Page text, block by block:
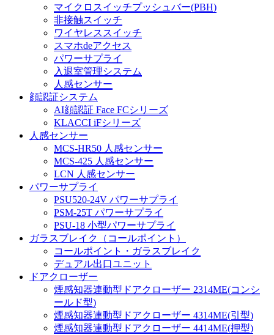
マイクロスイッチプッシュバー(PBH)
非接触スイッチ
ワイヤレススイッチ
スマホdeアクセス
パワーサプライ
入退室管理システム
人感センサー
顔認証システム
AI顔認証 Face FCシリーズ
KLACCI iFシリーズ
人感センサー
MCS-HR50 人感センサー
MCS-425 人感センサー
LCN 人感センサー
パワーサプライ
PSU520-24V パワーサプライ
PSM-25T パワーサプライ
PSU-18 小型パワーサプライ
ガラスブレイク（コールポイント）
コールポイント・ガラスブレイク
デュアル出口ユニット
ドアクローザー
煙感知器連動型ドアクローザー 2314ME(コンシ
ールド型)
煙感知器連動型ドアクローザー 4314ME(引型)
煙感知器連動型ドアクローザー 4414ME(押型)